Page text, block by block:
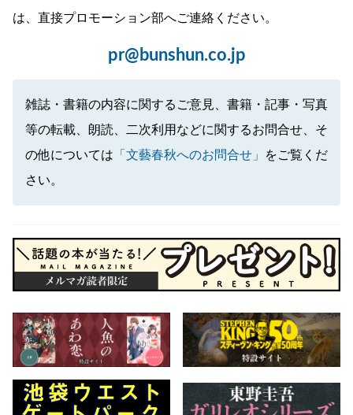
は、直接プロモーション部へご連絡ください。
pr@bunshun.co.jp
雑誌・書籍の内容に関するご意見、書籍・記事・写真
等の転載、朗読、二次利用などに関するお問合せ、そ
の他については 「文藝春秋へのお問合せ」
をご覧くだ
さい。